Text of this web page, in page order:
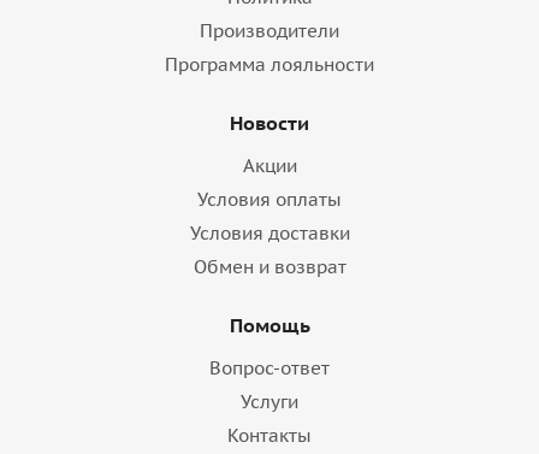
Производители
Программа лояльности
Новости
Акции
Условия оплаты
Условия доставки
Обмен и возврат
Помощь
Вопрос-ответ
Услуги
Контакты